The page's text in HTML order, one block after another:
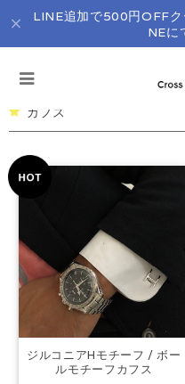
LINE追加で500円OFFク
NEに
カフス
ジルコニアHモチーフ / ボー
ルモチーフカフス